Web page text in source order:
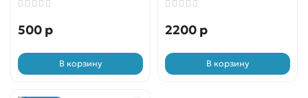
500 р
В корзину
2200 р
В корзину